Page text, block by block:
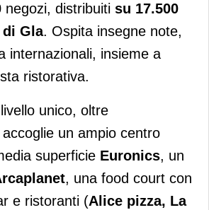
distribuiti su 17.500
Gla. Ospita insegne note,
internazionali, insieme a
ristorativa.
unico, oltre
accoglie un ampio centro
superficie Euronics, un
, una food court con
e ristoranti (Alice pizza, La